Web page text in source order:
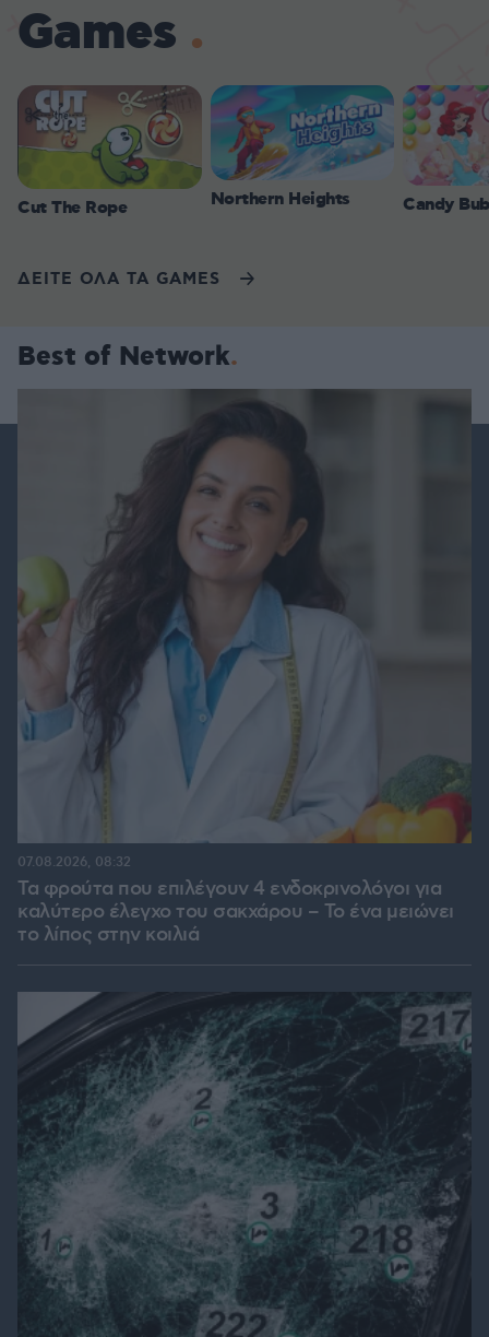
Games
Cut The Rope Northern Heights Candy
ΔΕΙΤΕ ΟΛΑ ΤΑ GAMES
Best of Network
Τα φρούτα που επιλέγουν 4 ενδοκρινολόγοι για
καλύτερο έλεγχο του σακχάρου – Το ένα μειώνει
το λίπος στην κοιλιά
07.08.2026, 08:32